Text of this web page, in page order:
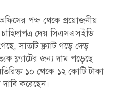
পক্ষ থেকে প্রয়োজনীয়
দেয় সিএসএসইডি
সাতটি ফ্ল্যাট গড়ে দেড়
ফ্ল্যাটের জন্য দাম পড়েছে
১০ থেকে ১২ কোটি টাকা
দাবি করেছেন।